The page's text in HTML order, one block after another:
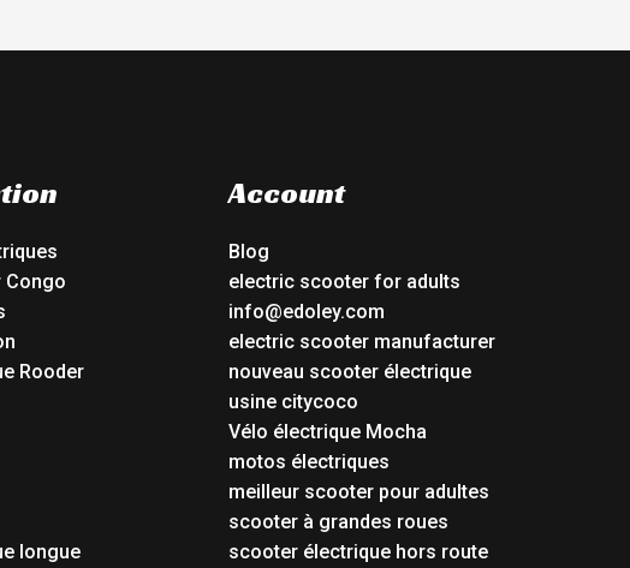
Congo
Rooder
longue
Account
Blog
electric scooter for adults
info@edoley.com
electric scooter manufacturer
nouveau scooter électrique
usine citycoco
Vélo électrique Mocha
motos électriques
meilleur scooter pour adultes
scooter à grandes roues
scooter électrique hors route